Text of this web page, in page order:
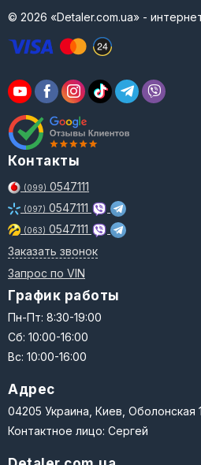
© 2026 «Detaler.com.ua» -
Контакты
(099) 0547111
(097) 0547111
(063) 0547111
Заказать звонок
Запрос по VIN
График работы
Пн-Пт: 8:30-19:00
Сб: 10:00-16:00
Вс: 10:00-16:00
Адрес
04205 Украина, Киев, Оболонская
Контактное лицо: Сергей